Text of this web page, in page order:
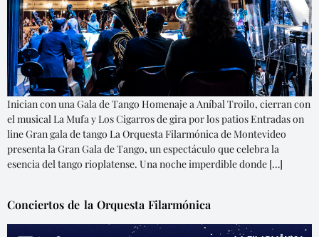
Inician con una Gala de Tango Homenaje a Aníbal Troilo, cierran con
el musical La Mufa y Los Cigarros de gira por los patios Entradas on
line Gran gala de tango La Orquesta Filarmónica de Montevideo
presenta la Gran Gala de Tango, un espectáculo que celebra la
esencia del tango rioplatense. Una noche imperdible donde […]
Conciertos de la Orquesta Filarmónica